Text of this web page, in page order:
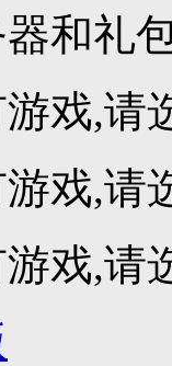
和礼
戏,请
戏,请
戏,请